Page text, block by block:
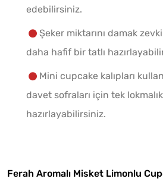
edebilirsiniz.
Şeker miktarını damak
daha hafif bir tatlı
Mini cupcake kalıpları
davet sofraları için tek
hazırlayabilirsiniz.
Ferah Aromalı Misket Limonlu